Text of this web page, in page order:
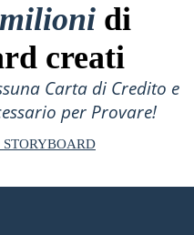
di
creati
Carta di Credito e
per Provare!